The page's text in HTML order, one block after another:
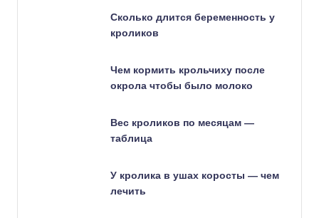
Сколько длится беременность у
кроликов
Чем кормить крольчиху после
окрола чтобы было молоко
Вес кроликов по месяцам —
таблица
У кролика в ушах коросты — чем
лечить